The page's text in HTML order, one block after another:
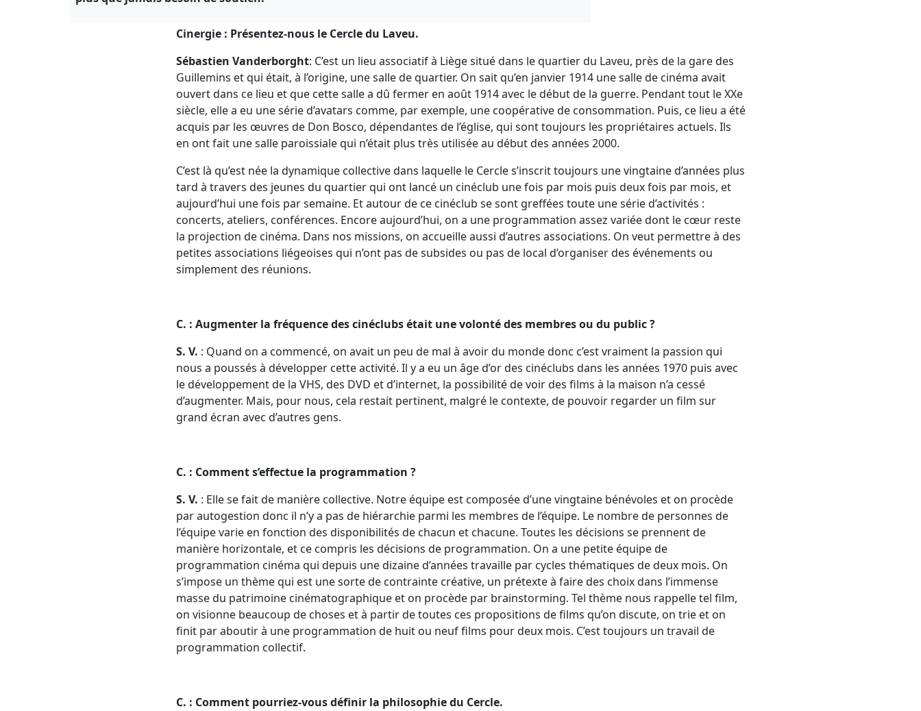
Cinergie : Présentez-nous le Cercle du Laveu.
Sébastien Vanderborght: C’est un lieu associatif à Liège situé dans le quartier du Laveu, près de la gare des
Guillemins et qui était, à l’origine, une salle de quartier. On sait qu’en janvier 1914 une salle de cinéma avait
ouvert dans ce lieu et que cette salle a dû fermer en août 1914 avec le début de la guerre. Pendant tout le XXe
siècle, elle a eu une série d’avatars comme, par exemple, une coopérative de consommation. Puis, ce lieu a été
acquis par les œuvres de Don Bosco, dépendantes de l’église, qui sont toujours les propriétaires actuels. Ils
en ont fait une salle paroissiale qui n’était plus très utilisée au début des années 2000.
C’est là qu’est née la dynamique collective dans laquelle le Cercle s’inscrit toujours une vingtaine d’années plus
tard à travers des jeunes du quartier qui ont lancé un cinéclub une fois par mois puis deux fois par mois, et
aujourd’hui une fois par semaine. Et autour de ce cinéclub se sont greffées toute une série d’activités :
concerts, ateliers, conférences. Encore aujourd’hui, on a une programmation assez variée dont le cœur reste
la projection de cinéma. Dans nos missions, on accueille aussi d’autres associations. On veut permettre à des
petites associations liégeoises qui n’ont pas de subsides ou pas de local d’organiser des événements ou
simplement des réunions.
C. : Augmenter la fréquence des cinéclubs était une volonté des membres ou du public ?
S. V. : Quand on a commencé, on avait un peu de mal à avoir du monde donc c’est vraiment la passion qui
nous a poussés à développer cette activité. Il y a eu un âge d’or des cinéclubs dans les années 1970 puis avec
le développement de la VHS, des DVD et d’internet, la possibilité de voir des films à la maison n’a cessé
d’augmenter. Mais, pour nous, cela restait pertinent, malgré le contexte, de pouvoir regarder un film sur
grand écran avec d’autres gens.
C. : Comment s’effectue la programmation ?
S. V. : Elle se fait de manière collective. Notre équipe est composée d’une vingtaine bénévoles et on procède
par autogestion donc il n’y a pas de hiérarchie parmi les membres de l’équipe. Le nombre de personnes de
l’équipe varie en fonction des disponibilités de chacun et chacune. Toutes les décisions se prennent de
manière horizontale, et ce compris les décisions de programmation. On a une petite équipe de
programmation cinéma qui depuis une dizaine d’années travaille par cycles thématiques de deux mois. On
s’impose un thème qui est une sorte de contrainte créative, un prétexte à faire des choix dans l’immense
masse du patrimoine cinématographique et on procède par brainstorming. Tel thème nous rappelle tel film,
on visionne beaucoup de choses et à partir de toutes ces propositions de films qu’on discute, on trie et on
finit par aboutir à une programmation de huit ou neuf films pour deux mois. C’est toujours un travail de
programmation collectif.
C. : Comment pourriez-vous définir la philosophie du Cercle.